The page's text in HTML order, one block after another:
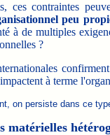
ces contraintes
peu
à de multiples
?
à terme
on persiste dans ce
matérielles